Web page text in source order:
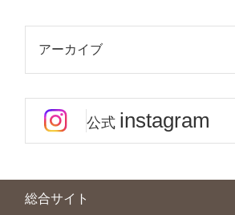
アーカイブ
公式 instagram
総合サイト